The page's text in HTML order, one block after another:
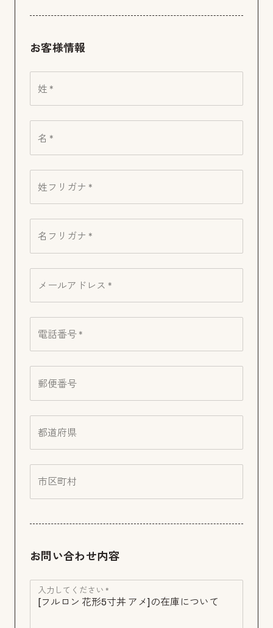
お客様情報
姓 *
名 *
姓フリガナ *
名フリガナ *
メールアドレス *
電話番号 *
郵便番号
都道府県
市区町村
お問い合わせ内容
入力してください *